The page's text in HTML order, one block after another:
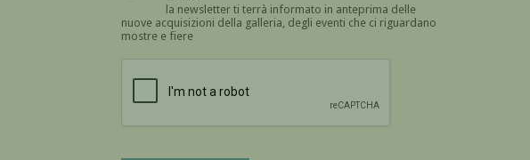
la newsletter ti terrà informato in anteprima delle
nuove acquisizioni della galleria, degli eventi che ci riguardano
mostre e fiere